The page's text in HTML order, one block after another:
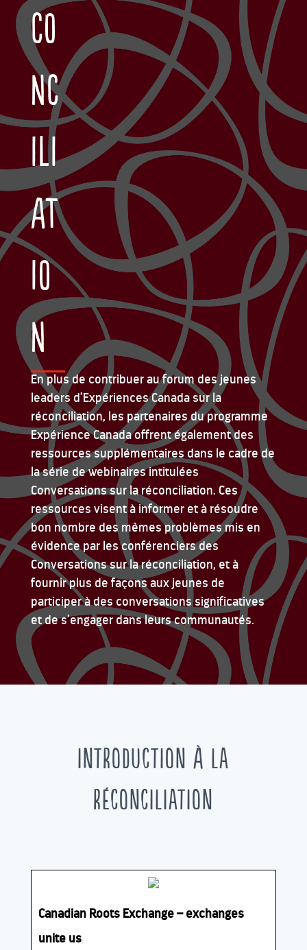
co
nc
ili
at
io
n
En plus de contribuer au forum des jeunes
leaders d’Expériences Canada sur la
réconciliation, les partenaires du programme
Expérience Canada offrent également des
ressources supplémentaires dans le cadre de
la série de webinaires intitulées
Conversations sur la réconciliation. Ces
ressources visent à informer et à résoudre
bon nombre des mêmes problèmes mis en
évidence par les conférenciers des
Conversations sur la réconciliation, et à
fournir plus de façons aux jeunes de
participer à des conversations significatives
et de s’engager dans leurs communautés.
INTRODUCTION À LA
RÉCONCILIATION
Canadian Roots Exchange – exchanges
unite us